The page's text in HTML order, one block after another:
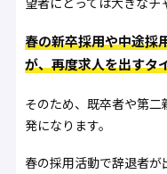
春の新卒採用や中途採
が、再度求人を出すタ
そのため、既卒者や第
発になります。
春の採用活動で辞退者